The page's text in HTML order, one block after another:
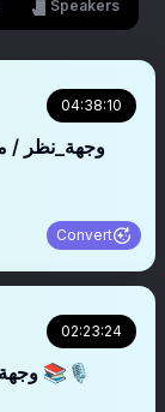
Speakers
04:38:10
Convert
02:23:24
‏‏‏‏‏‏‏‏‏‏‎‎‎‎‎‎‎‎‎‎#وجهة_نظر / نقاش مفتوح مع / أ . فيصل السبيعي 📚🎙